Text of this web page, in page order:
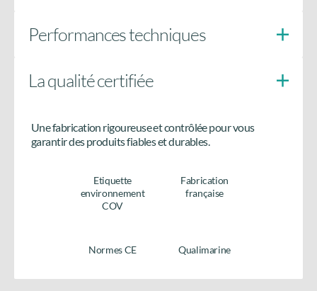
Besoin de plus d’informations
sur le produit ?
Accédez à tous les détails en téléchargeant la fiche
Performances techniques
Doigts anti-soulèvement
La qualité certifiée
Une fabrication rigoureuse et contrôlée pour vous
garantir des produits fiables et durables.
Etiquette
environnement
COV
Fabrication
française
Normes CE Qualimarine